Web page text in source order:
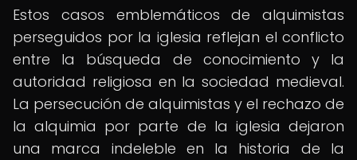
Estos casos emblemáticos de alquimistas
perseguidos por la iglesia reflejan el conflicto
entre la búsqueda de conocimiento y la
autoridad religiosa en la sociedad medieval.
La persecución de alquimistas y el rechazo de
la alquimia por parte de la iglesia dejaron
una marca indeleble en la historia de la